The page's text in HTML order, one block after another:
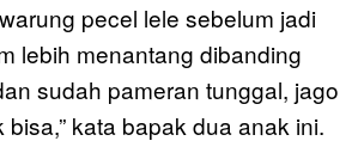
pecel lele sebelum jadi
lebih menantang dibanding
sudah pameran tunggal, jago
kata bapak dua anak ini.